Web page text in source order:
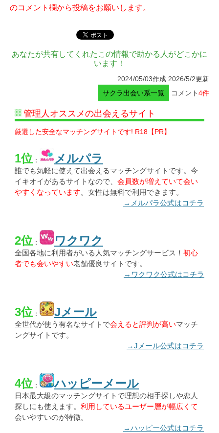
のコメント欄から投稿をお願いします。
あなたが共有してくれたこの情報で助かる人がどこかに
います！
2024/05/03作成 2026/5/2更新
サクラ出会い系一覧
コメント4件
管理人オススメの出会えるサイト
厳選した安全なマッチングサイトです! R18【PR】
1位： メルパラ
誰でも気軽に使えて出会えるマッチングサイトです。今
イキオイがあるサイトなので、 会員数が増えていて会い
やすくなっています。女性は無料で利用できます。
→メルパラ公式はコチラ
2位： ワクワク
全国各地に利用者がいる人気マッチングサービス！ 初心
者でも会いやすい老舗優良サイトです。
→ワクワク公式はコチラ
3位： Jメール
全世代が使う有名なサイトで会えると評判が高いマッチ
ングサイトです。
→Jメール公式はコチラ
4位： ハッピーメール
日本最大級のマッチングサイトで理想の相手探しや恋人
探しにも使えます。 利用しているユーザー層が幅広くて
会いやすいのが特徴。
→ハッピー公式はコチラ